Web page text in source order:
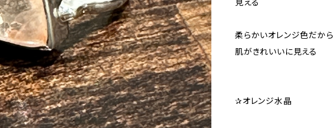
見える
柔らかいオレンジ色だから
肌がきれいいに見える
✰オレンジ水晶